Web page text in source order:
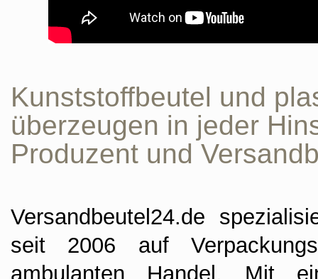
Kunststoffbeutel und
überzeugen in jeder
Produzent und
Versandbeutel24.de
seit 2006 auf
ambulanten Handel. Mit